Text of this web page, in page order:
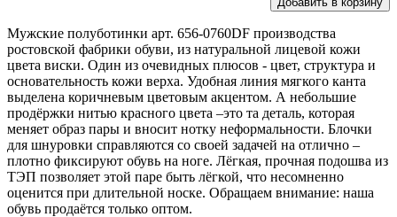
Мужские полуботинки арт. 656-0760DF производства
ростовской фабрики обуви, из натуральной лицевой кожи
цвета виски. Один из очевидных плюсов - цвет, структура и
основательность кожи верха. Удобная линия мягкого канта
выделена коричневым цветовым акцентом. А небольшие
продёржки нитью красного цвета –это та деталь, которая
меняет образ пары и вносит нотку неформальности. Блочки
для шнуровки справляются со своей задачей на отлично –
плотно фиксируют обувь на ноге. Лёгкая, прочная подошва из
ТЭП позволяет этой паре быть лёгкой, что несомненно
оценится при длительной носке. Обращаем внимание: наша
обувь продаётся только оптом.